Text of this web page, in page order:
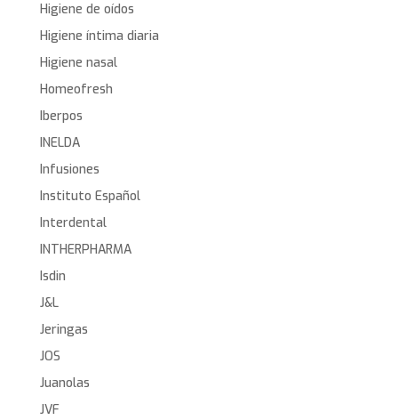
Higiene de oídos
Higiene íntima diaria
Higiene nasal
Homeofresh
Iberpos
INELDA
Infusiones
Instituto Español
Interdental
INTHERPHARMA
Isdin
J&L
Jeringas
JOS
Juanolas
JVF